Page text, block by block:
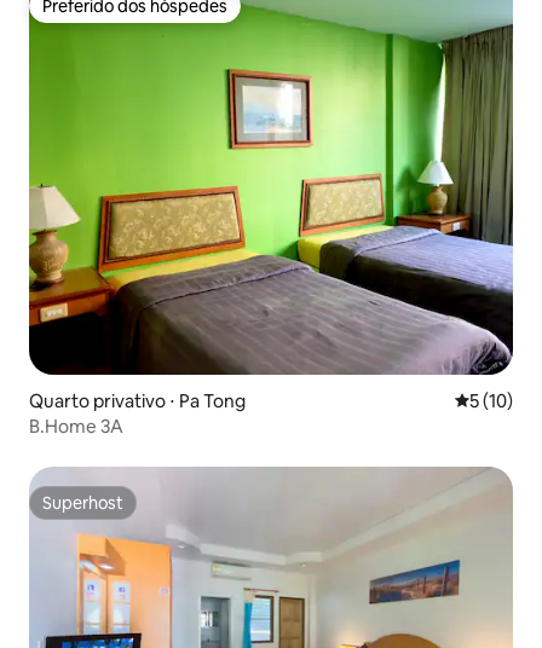
Preferido dos hóspedes
Preferido dos hóspedes
Quarto privativo ⋅ Pa Tong 5 de uma
5 (10)
B.Home 3A
Superhost
Superhost